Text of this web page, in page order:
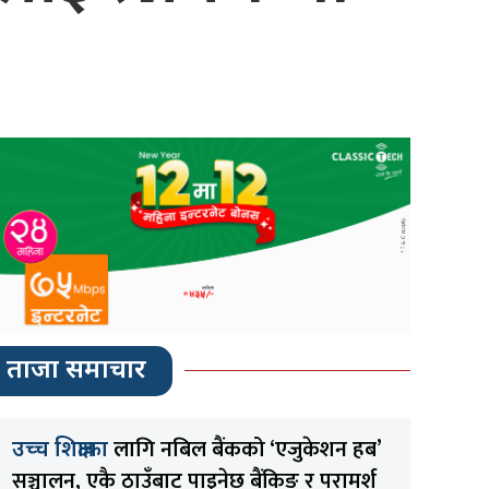
ताजा समाचार
उच्च शिक्षाकालागि नबिल बैंकको ‘एजुकेशन हब’
सञ्चालन, एकै ठाउँबाट पाइनेछ बैंकिङ र परामर्श